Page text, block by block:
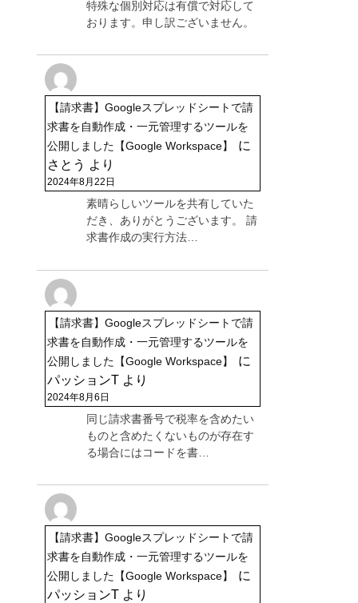
特殊な個別対応は有償で対応して
おります。申し訳ございません。
【請求書】Googleスプレッドシートで請
求書を自動作成・一元管理するツールを
公開しました【Google Workspace】
に
さとう より
2024年8月22日
素晴らしいツールを共有していた
だき、ありがとうございます。 請
求書作成の実行方法…
【請求書】Googleスプレッドシートで請
求書を自動作成・一元管理するツールを
公開しました【Google Workspace】
に
パッションT より
2024年8月6日
同じ請求書番号で税率を含めたい
ものと含めたくないものが存在す
る場合にはコードを書…
【請求書】Googleスプレッドシートで請
求書を自動作成・一元管理するツールを
公開しました【Google Workspace】
に
パッションT より